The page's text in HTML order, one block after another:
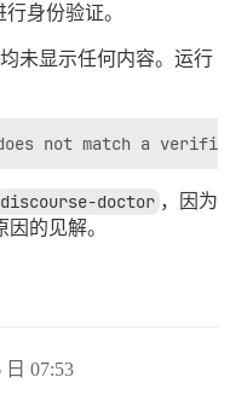
身份验证。
未显示任何内容。运行
discourse-doctor ，因为
的见解。
日 07:53